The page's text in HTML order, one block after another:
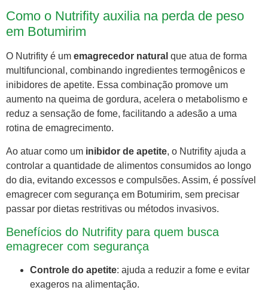
Como o Nutrifity auxilia na perda de peso
em Botumirim
O Nutrifity é um emagrecedor natural que atua de forma
multifuncional, combinando ingredientes termogênicos e
inibidores de apetite. Essa combinação promove um
aumento na queima de gordura, acelera o metabolismo e
reduz a sensação de fome, facilitando a adesão a uma
rotina de emagrecimento.
Ao atuar como um inibidor de apetite, o Nutrifity ajuda a
controlar a quantidade de alimentos consumidos ao longo
do dia, evitando excessos e compulsões. Assim, é possível
emagrecer com segurança em Botumirim, sem precisar
passar por dietas restritivas ou métodos invasivos.
Benefícios do Nutrifity para quem busca
emagrecer com segurança
Controle do apetite: ajuda a reduzir a fome e evitar
exageros na alimentação.